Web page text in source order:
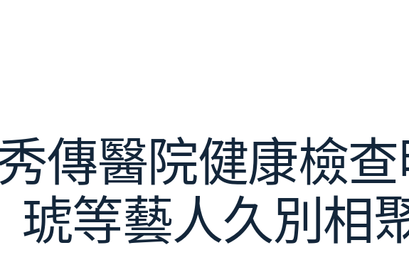
傳醫院健康檢
琥等藝人久別相